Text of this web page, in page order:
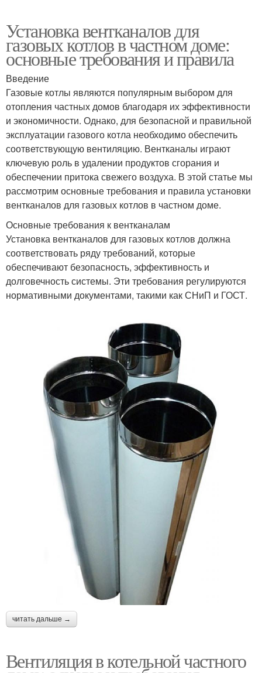
Установка вентканалов для
газовых котлов в частном доме:
основные требования и правила
Введение
Газовые котлы являются популярным выбором для
отопления частных домов благодаря их эффективности
и экономичности. Однако, для безопасной и правильной
эксплуатации газового котла необходимо обеспечить
соответствующую вентиляцию. Вентканалы играют
ключевую роль в удалении продуктов сгорания и
обеспечении притока свежего воздуха. В этой статье мы
рассмотрим основные требования и правила установки
вентканалов для газовых котлов в частном доме.
Основные требования к вентканалам
Установка вентканалов для газовых котлов должна
соответствовать ряду требований, которые
обеспечивают безопасность, эффективность и
долговечность системы. Эти требования регулируются
нормативными документами, такими как СНиП и ГОСТ.
читать дальше →
Вентиляция в котельной частного